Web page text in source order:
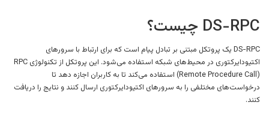
DS-RPC چیست؟
DS-RPC یک پروتکل مبتنی بر تبادل پیام است که برای ارتباط با سرورهای
اکتیودایرکتوری در محیط‌های شبکه استفاده می‌شود. این پروتکل از تکنولوژی RPC
(Remote Procedure Call) استفاده می‌کند تا به کاربران اجازه دهد تا
درخواست‌های مختلفی را به سرورهای اکتیودایرکتوری ارسال کنند و نتایج را دریافت
کنند.